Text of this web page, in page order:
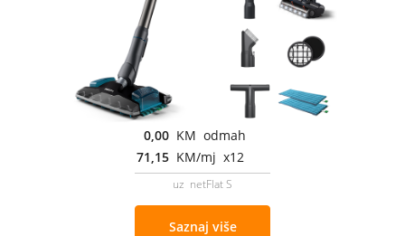
0,00 KM odmah
71,15 KM/mj x12
uz netFlat S
Saznaj više